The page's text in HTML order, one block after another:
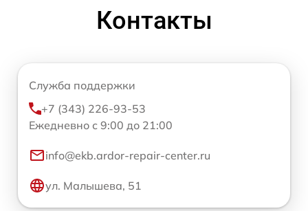
Контакты
Служба поддержки
+7 (343) 226-93-53
Ежедневно с 9:00 до 21:00
info@ekb.ardor-repair-center.ru
ул. Малышева, 51